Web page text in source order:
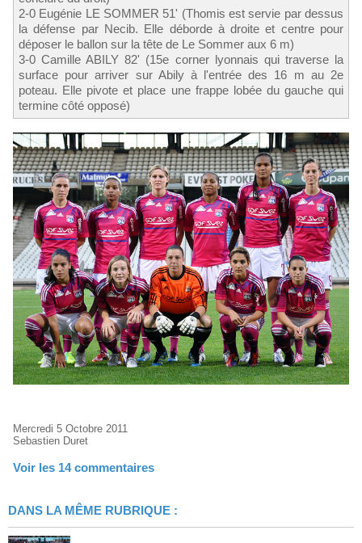
2-0 Eugénie LE SOMMER 51' (Thomis est servie par dessus
la défense par Necib. Elle déborde à droite et centre pour
déposer le ballon sur la tête de Le Sommer aux 6 m)
3-0 Camille ABILY 82' (15e corner lyonnais qui traverse la
surface pour arriver sur Abily à l'entrée des 16 m au 2e
poteau. Elle pivote et place une frappe lobée du gauche qui
termine côté opposé)
Mercredi 5 Octobre 2011
Sebastien Duret
Voir les 14commentaires
DANS LA MÊME RUBRIQUE :